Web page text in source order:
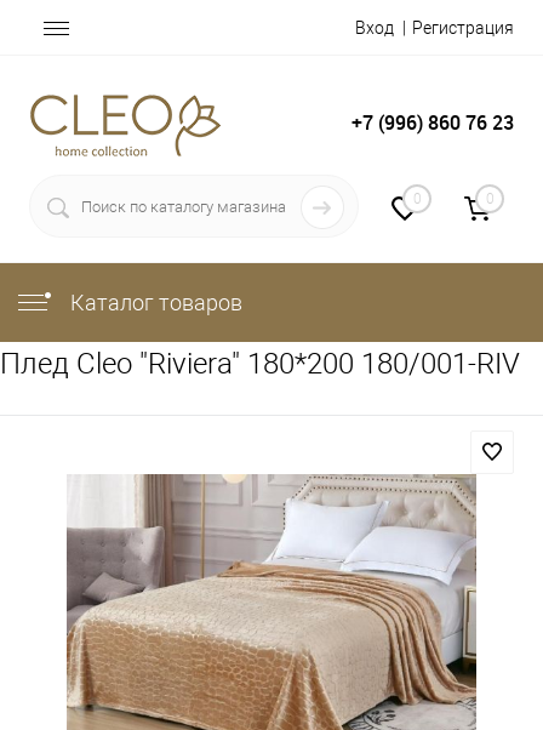
Вход Регистрация
+7 (996) 860 76 23
0 0
Каталог товаров
Плед Cleo "Riviera" 180*200 180/001-RIV